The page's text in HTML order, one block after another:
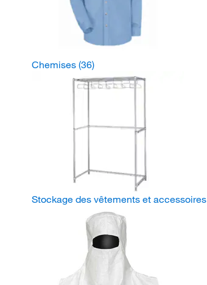
Chemises (36)
Stockage des vêtements et accessoires